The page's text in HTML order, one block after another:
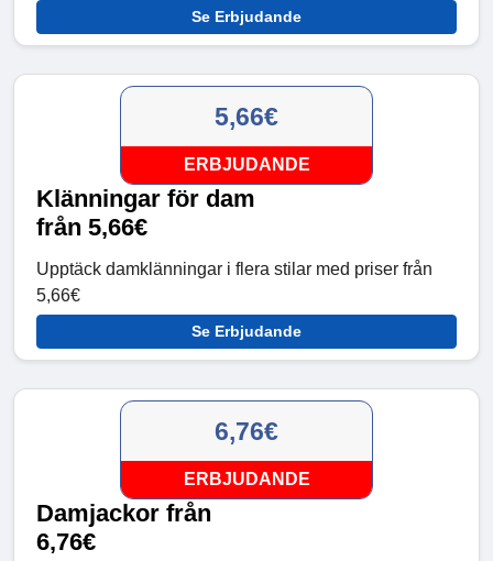
Se Erbjudande
5,66€
ERBJUDANDE
Klänningar för dam
från 5,66€
Upptäck damklänningar i flera stilar med priser från
5,66€
Se Erbjudande
6,76€
ERBJUDANDE
Damjackor från
6,76€